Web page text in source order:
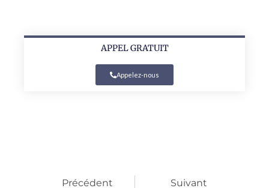
APPEL GRATUIT
Appelez-nous
Précédent Suivant